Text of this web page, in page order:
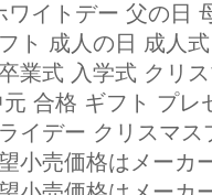
ワイトデー 父の日
ト 成人の日 成人
業式 入学式 クリ
合格 ギフト プ
イデー クリスマ
小売価格はメーカ